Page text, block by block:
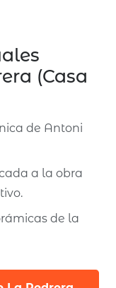
(Casa
de Antoni
a la obra
de la